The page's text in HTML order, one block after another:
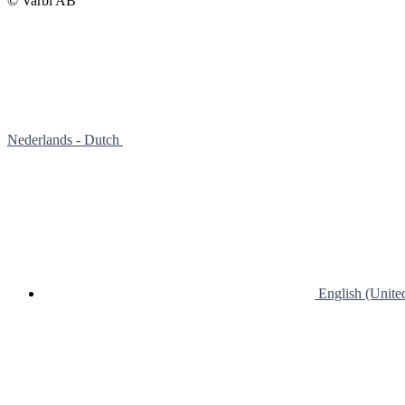
Nederlands - Dutch
English